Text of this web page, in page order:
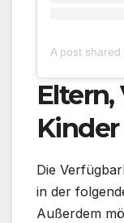
A post
Kinder
Die
in der
Außerdem